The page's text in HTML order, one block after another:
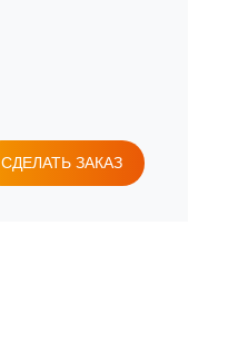
СДЕЛАТЬ ЗАКАЗ